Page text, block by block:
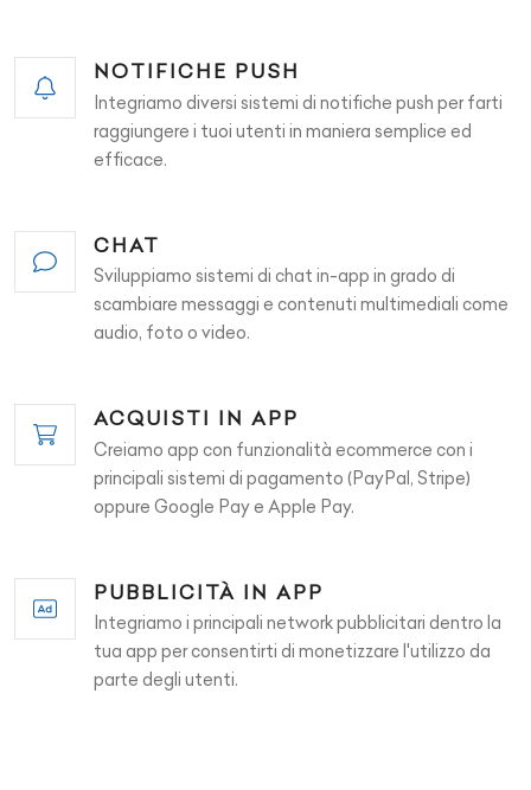
NOTIFICHE PUSH
Integriamo diversi sistemi di notifiche push per farti
raggiungere i tuoi utenti in maniera semplice ed
efficace.
CHAT
Sviluppiamo sistemi di chat in-app in grado di
scambiare messaggi e contenuti multimediali come
audio, foto o video.
ACQUISTI IN APP
Creiamo app con funzionalità ecommerce con i
principali sistemi di pagamento (PayPal, Stripe)
oppure Google Pay e Apple Pay.
PUBBLICITÀ IN APP
Integriamo i principali network pubblicitari dentro la
tua app per consentirti di monetizzare l'utilizzo da
parte degli utenti.